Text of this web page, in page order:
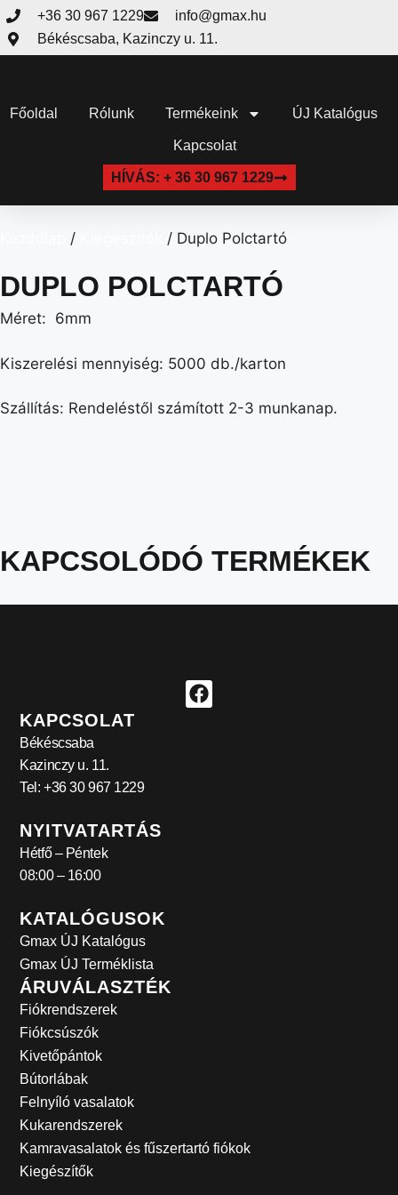
+36 30 967 1229
info@gmax.hu
Békéscsaba, Kazinczy u. 11.
Főoldal Rólunk Termékeink ÚJ Katalógus
Kapcsolat
HÍVÁS: + 36 30 967 1229
/ / Duplo Polctartó
DUPLO POLCTARTÓ
Méret: 6mm
Kiszerelési mennyiség: 5000 db./karton
Szállítás: Rendeléstől számított 2-3 munkanap.
KAPCSOLÓDÓ TERMÉKEK
KAPCSOLAT
Békéscsaba
Kazinczy u. 11.
Tel: +36 30 967 1229
NYITVATARTÁS
Hétfő – Péntek
08:00 – 16:00
KATALÓGUSOK
Gmax ÚJ Katalógus
Gmax ÚJ Terméklista
ÁRUVÁLASZTÉK
Fiókrendszerek
Fiókcsúszók
Kivetőpántok
Bútorlábak
Felnyíló vasalatok
Kukarendszerek
Kamravasalatok és fűszertartó fiókok
Kiegészítők